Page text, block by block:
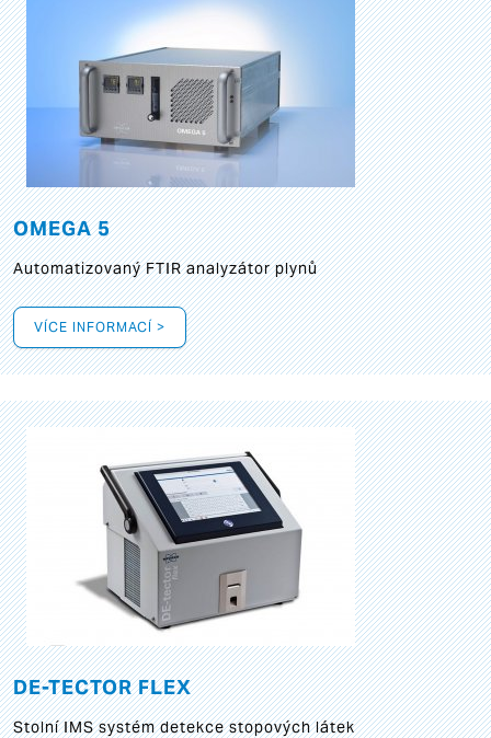
OMEGA 5
Automatizovaný FTIR analyzátor plynů
VÍCE INFORMACÍ >
DE-TECTOR FLEX
Stolní IMS systém detekce stopových látek